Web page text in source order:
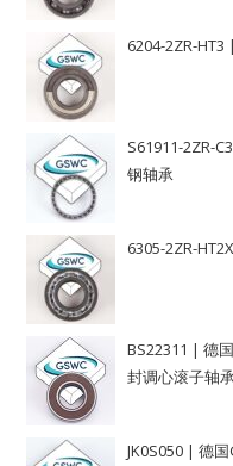
6204-2ZR-
S61911-2ZR-
钢轴承
6305-2ZR-
BS22311 | 德
封调心滚子轴
JK0S050 | 德